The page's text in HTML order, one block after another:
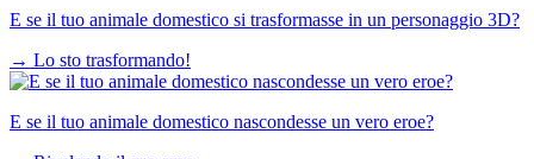
E se il tuo animale domestico si trasformasse in un personaggio 3D?
→ Lo sto trasformando!
E se il tuo animale domestico nascondesse un vero eroe?